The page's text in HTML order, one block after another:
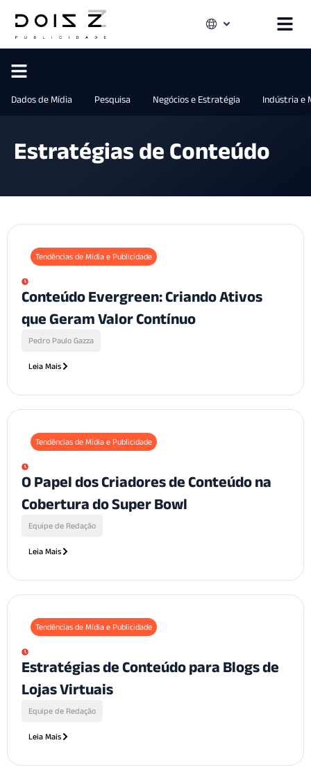
Dados de Mídia Pesquisa Negócios e Estratégia Indústria e
Estratégias de Conteúdo
Tendências de Mídia e Publicidade
Conteúdo Evergreen: Criando Ativos
que Geram Valor Contínuo
Pedro Paulo Gazza
Leia Mais
Tendências de Mídia e Publicidade
O Papel dos Criadores de Conteúdo na
Cobertura do Super Bowl
Equipe de Redação
Leia Mais
Tendências de Mídia e Publicidade
Estratégias de Conteúdo para Blogs de
Lojas Virtuais
Equipe de Redação
Leia Mais